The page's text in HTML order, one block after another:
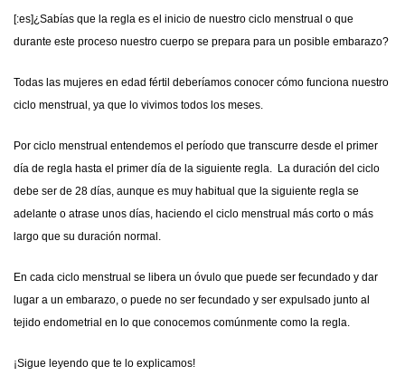
menstrual?
[:es]¿Sabías que la regla es el inicio de nuestro ciclo menstrual o que
durante este proceso nuestro cuerpo se prepara para un posible embarazo?
Todas las mujeres en edad fértil deberíamos conocer cómo funciona nuestro
ciclo menstrual , ya que lo vivimos todos los meses.
Por ciclo menstrual entendemos el período que transcurre desde el primer
día de regla hasta el primer día de la siguiente regla. La duración del ciclo
debe ser de 28 días, aunque es muy habitual que la siguiente regla se
adelante o atrase unos días, haciendo el ciclo menstrual más corto o más
largo que su duración normal.
En cada ciclo menstrual se libera un óvulo que puede ser fecundado y dar
lugar a un embarazo, o puede no ser fecundado y ser expulsado junto al
tejido endometrial en lo que conocemos comúnmente como la regla.
¡Sigue leyendo que te lo explicamos!